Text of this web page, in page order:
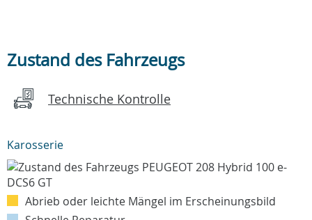
Zustand des Fahrzeugs
Technische Kontrolle
Karosserie
Abrieb oder leichte Mängel im Erscheinungsbild